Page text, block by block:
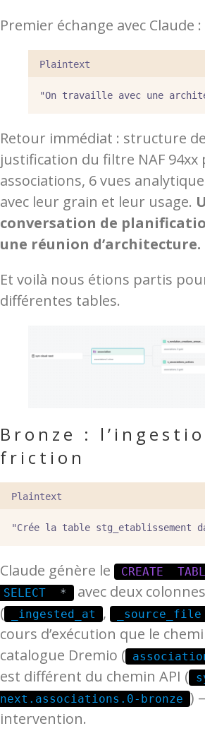
Premier échange avec Claude :
Plaintext
"On travaille avec une
Retour immédiat : structure
justification du filtre NAF 94xx
associations, 6 vues
avec leur grain et leur usage.
conversation de
une réunion d’architecture.
Et voilà nous étions partis
différentes tables.
Bronze :
friction
Plaintext
"Crée la table stg_etablissement
Claude génère le CREATE
SELECT
*
avec deux
(
_ingested_at , _source_file
cours d’exécution que le
catalogue Dremio (
est différent du chemin API (
next.associations.0-bronze )
intervention.